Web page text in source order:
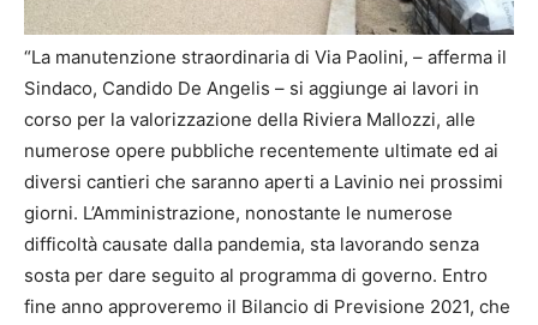
“La manutenzione straordinaria di Via Paolini, – afferma il
Sindaco, Candido De Angelis – si aggiunge ai lavori in
corso per la valorizzazione della Riviera Mallozzi, alle
numerose opere pubbliche recentemente ultimate ed ai
diversi cantieri che saranno aperti a Lavinio nei prossimi
giorni. L’Amministrazione, nonostante le numerose
difficoltà causate dalla pandemia, sta lavorando senza
sosta per dare seguito al programma di governo. Entro
fine anno approveremo il Bilancio di Previsione 2021, che